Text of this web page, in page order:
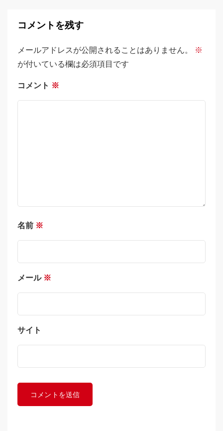
コメントを残す
メールアドレスが公開されることはありません。
※
が付いている欄は必須項目です
コメント ※
名前 ※
メール ※
サイト